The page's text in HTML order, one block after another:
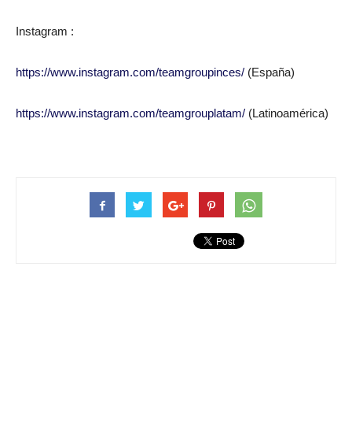
Instagram :
https://www.instagram.com/teamgroupinces/ (España)
https://www.instagram.com/teamgrouplatam/ (Latinoamérica)